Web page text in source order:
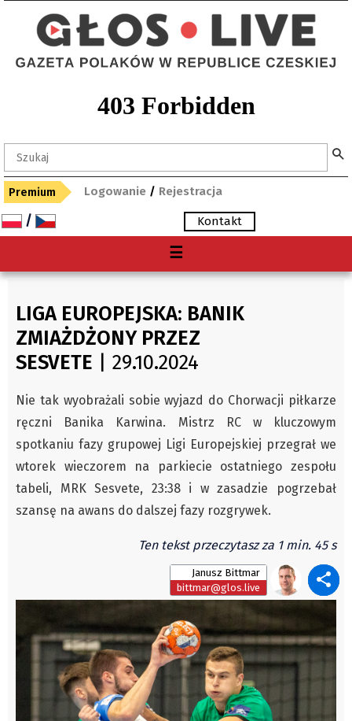
Premium Logowanie / Rejestracja
/ Kontakt
☰
O nas
Gdzie kupię "Głos"?
Archiwum
Autorzy
Wydawca
Fundusz Rozwoju Zaolzia
Kontakt
Sekretariat
Redaktorzy
Napisz artykuł
Zamów prenumeratę
OGÓLNE WARUNKI HANDLOWE
Všeobecné obchodní podmínky
Wiadomości
Region
Czechy
LIGA EUROPEJSKA: BANIK
ZMIAŻDŻONY PRZEZ
SESVETE | 29.10.2024
Nie tak wyobrażali sobie wyjazd do Chorwacji piłkarze
ręczni Banika Karwina. Mistrz RC w kluczowym
spotkaniu fazy grupowej Ligi Europejskiej przegrał we
wtorek wieczorem na parkiecie ostatniego zespołu
tabeli, MRK Sesvete, 23:38 i w zasadzie pogrzebał
szansę na awans do dalszej fazy rozgrywek.
Ten tekst przeczytasz za 1 min. 45 s
Janusz Bittmar
bittmar@glos.live